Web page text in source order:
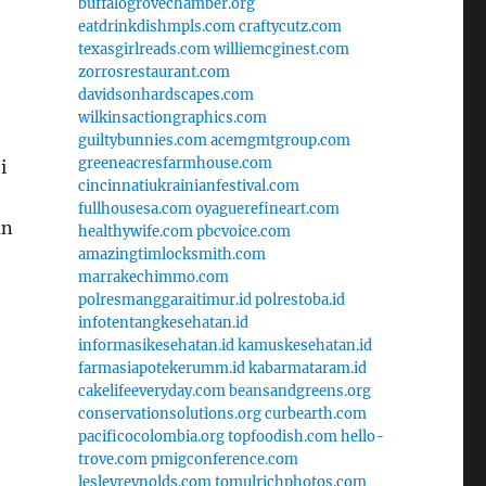
eatdrinkdishmpls.comcraftycutz.com
texasgirlreads.comwilliemcginest.com
zorrosrestaurant.com
davidsonhardscapes.com
wilkinsactiongraphics.com
guiltybunnies.comacemgmtgroup.com
greeneacresfarmhouse.com
cincinnatiukrainianfestival.com
fullhousesa.comoyaguerefineart.com
healthywife.compbcvoice.com
amazingtimlocksmith.com
marrakechimmo.com
polresmanggaraitimur.idpolrestoba.id
infotentangkesehatan.id
informasikesehatan.idkamuskesehatan.id
farmasiapotekerumm.idkabarmataram.id
cakelifeeveryday.combeansandgreens.org
conservationsolutions.orgcurbearth.com
pacificocolombia.orgtopfoodish.comhello-
trove.compmigconference.com
lesleyreynolds.com tomulrichphotos.com